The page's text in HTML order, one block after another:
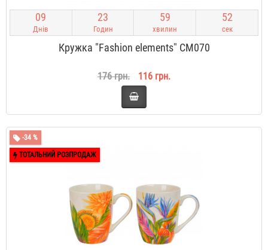
09
Днів
23
Годин
59
хвилин
51
сек
Кружка "Fashion elements" CM070
176 грн. 116 грн.
-34 %
ТОТАЛЬНИЙ РОЗПРОДАЖ